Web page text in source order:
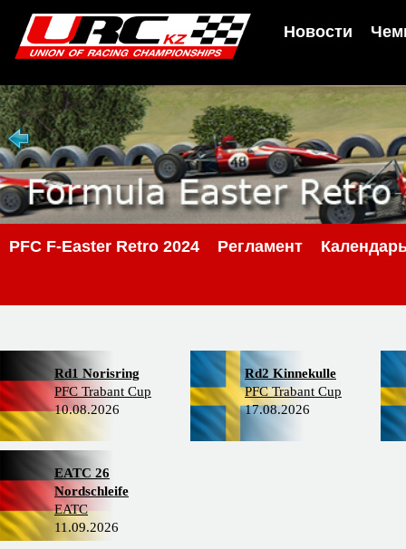
Новости
PFС F-Easter Retro 2024 Регламент
Rd1 Norisring
PFC Trabant Cup
10.08.2026
Rd2 Kinnekulle
PFC Trabant Cup
17.08.2026
EATC 26
Nordschleife
EATC
11.09.2026